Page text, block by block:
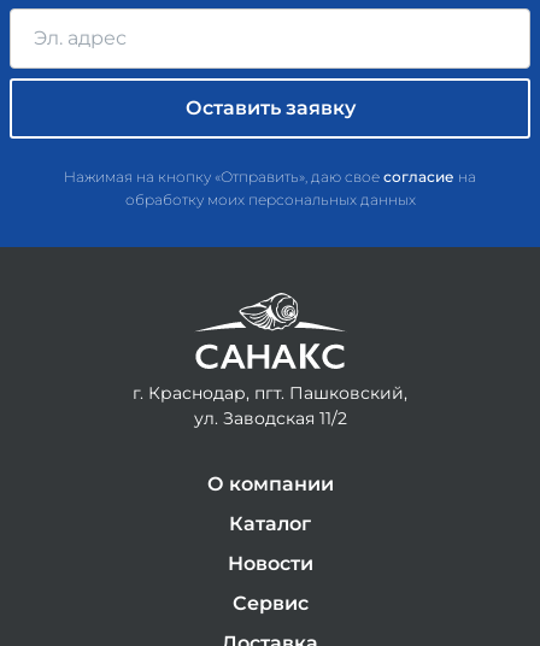
Нажимая на кнопку «Отправить», даю свое согласие на
обработку моих персональных данных
г. Краснодар, пгт. Пашковский,
ул. Заводская 11/2
О компании
Каталог
Новости
Сервис